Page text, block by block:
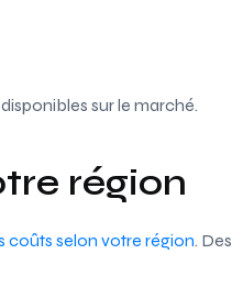
sur le marché.
région
coûts selon votre région. Des